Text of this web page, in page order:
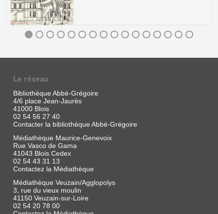
HENRY
BIDOU.
L'AFRIQUE
Bidou,
CHÂTEAUX
LA
LOIRE
:
BLOIS
ET
CHAMBOR...
Livre
|
Le
Guillou,
Jean-
Claude
Le réseau
Bibliothèque Abbé-Grégoire
4/6 place Jean-Jaurès
41000 Blois
02 54 56 27 40
Contacter la bibliothèque Abbé-Grégoire
Médiathèque Maurice-Genevoix
Rue Vasco de Gama
41043 Blois Cedex
02 54 43 31 13
Contactez la Médiathèque
Médiathèque Veuzain/Agglopolys
3, rue du vieux moulin
41150 Veuzain-sur-Loire
02 54 20 78 00